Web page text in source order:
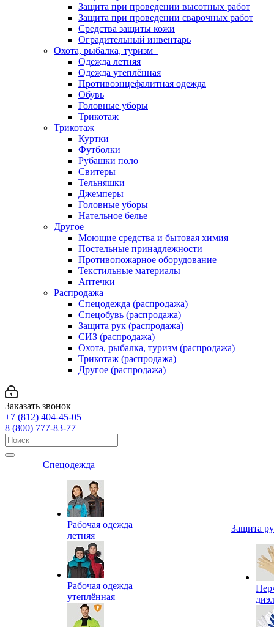
Защита при проведении высотных работ
Защита при проведении сварочных работ
Средства защиты кожи
Оградительный инвентарь
Охота, рыбалка, туризм
Одежда летняя
Одежда утеплённая
Противоэнцефалитная одежда
Обувь
Головные уборы
Трикотаж
Трикотаж
Куртки
Футболки
Рубашки поло
Свитеры
Тельняшки
Джемперы
Головные уборы
Нательное белье
Другое
Моющие средства и бытовая химия
Постельные принадлежности
Противопожарное оборудование
Текстильные материалы
Аптечки
Распродажа
Спецодежда (распродажа)
Спецобувь (распродажа)
Защита рук (распродажа)
СИЗ (распродажа)
Охота, рыбалка, туризм (распродажа)
Трикотаж (распродажа)
Другое (распродажа)
Заказать звонок
+7 (812) 404-45-05
8 (800) 777-83-77
Спецодежда
Рабочая одежда
летняя
Рабочая одежда
утеплённая
Защита